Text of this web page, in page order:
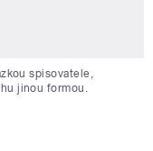
spisovatele,
jinou formou.